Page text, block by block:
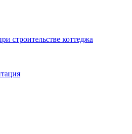
строительстве коттеджа